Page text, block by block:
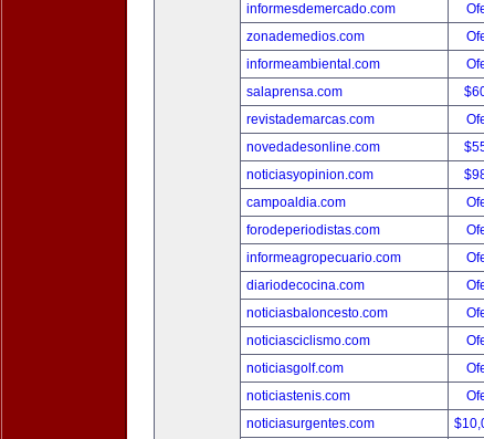
informesdemercado.com
zonademedios.com
informeambiental.com
salaprensa.com
revistademarcas.com
novedadesonline.com
noticiasyopinion.com
campoaldia.com
forodeperiodistas.com
informeagropecuario.com
diariodecocina.com
noticiasbaloncesto.com
noticiasciclismo.com
noticiasgolf.com
noticiastenis.com
noticiasurgentes.com